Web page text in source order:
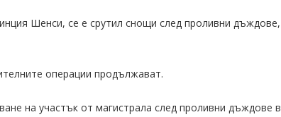
Шенси, се е срутил снощи след проливни дъждове,
операции продължават.
на участък от магистрала след проливни дъждове в